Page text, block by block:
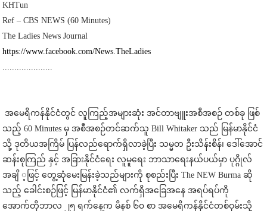
KHTun
Ref – CBS NEWS (60 Minutes)
The Ladies News Journal
https://www.facebook.com/News.TheLadies
.....................
အမေရိကန်နိုင်ငံတွင် လူကြည့်အများဆုံး အင်တာဗျူးအစီအစဉ် တစ်ခု ဖြစ်
သည့် 60 Minutes မှ အစီအစဉ်တင်ဆက်သူ Bill Whitaker သည် မြန်မာနိုင်ငံ
သို့ ဒုတိယအကြိမ် ပြန်လည်ရောက်ရှိလာခဲ့ပြီး သမ္မတ ဦးသိန်းစိန်၊ ဒေါ်အောင်
ဆန်းစုကြည် နှင့် အခြားနိုင်ငံရေး လူမူရေး ဘာသာရေးနယ်ပယ်မှာ ပုဂ္ဂိုလ်
အချိ ့ဖြင့် တွေ့ဆုံမေးမြန်းခဲ့သည်များကို စုစည်းပြီး The NEW Burma ဆို
သည့် ခေါင်းစဉ်ဖြင့် မြန်မာနိုင်ငံ၏ လက်ရှိအခြေအနေ အရပ်ရပ်ကို
အောက်တိုဘာလ ၂၅ ရက်နေ့က မိနစ် ၆၀ စာ အမေရိကန်နိုင်ငံတစ်ဝှမ်းသို့